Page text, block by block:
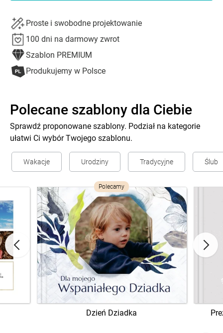
Proste i swobodne projektowanie
100 dni na darmowy zwrot
Szablon PREMIUM
Produkujemy w Polsce
Polecane szablony dla Ciebie
Sprawdź proponowane szablony. Podział na kategorie
ułatwi Ci wybór Twojego szablonu.
Wakacje Urodziny Tradycyjne Ślub
Polecamy
Dzień Dziadka